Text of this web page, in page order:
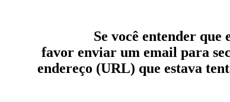
Se você entender que
favor enviar um email para
endereço (URL) que estava